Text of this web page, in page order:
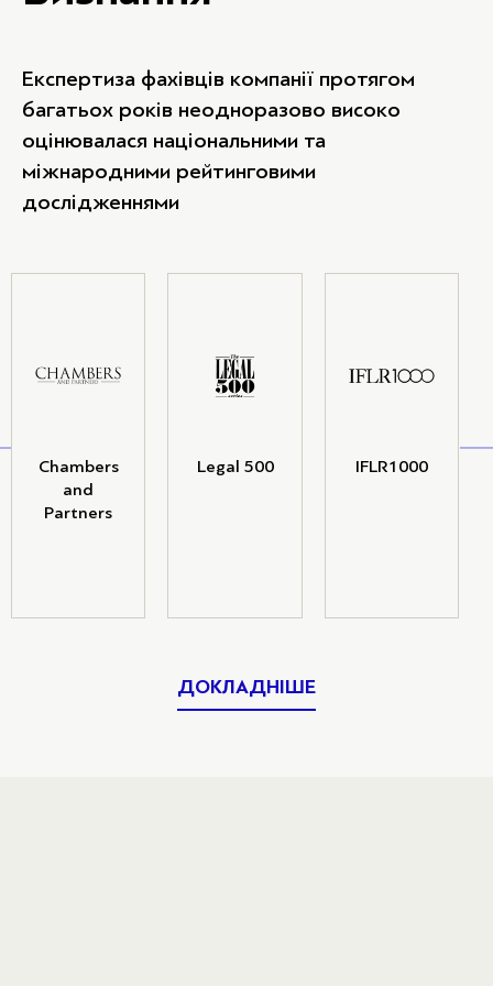
Експертиза фахівців компанії протягом
багатьох років неодноразово високо
оцінювалася національними та
міжнародними рейтинговими
дослідженнями
Chambers
and
Partners
Legal 500 IFLR1000
ДОКЛАДНІШЕ